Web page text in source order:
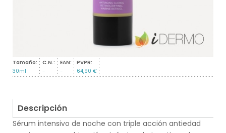
Tamaño:
30ml
C.N.:
-
EAN:
-
PVPR:
64,90 €
Descripción
Sérum intensivo de noche con triple acción antiedad